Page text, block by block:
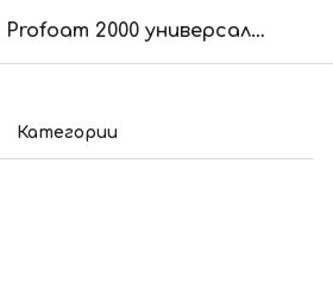
Очиститель Profoam 2000 универсальный 600мл KANGAROO, 2328609
Категории